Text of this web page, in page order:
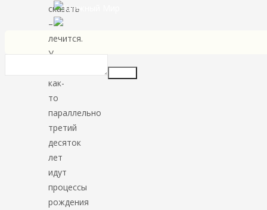
сказать
–
лечится.
У
как-
то
параллельно
третий
десяток
лет
идут
процессы
рождения